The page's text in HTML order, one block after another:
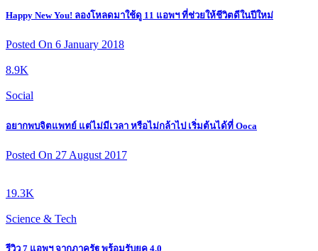
Happy New You! ลองโหลดมาใช้ดู 11 แอพฯ ที่ช่วยให้ชีวิตดีในปีใหม่
Posted On 6 January 2018
8.9K
Social
อยากพบจิตแพทย์ แต่ไม่มีเวลา หรือไม่กล้าไป เริ่มต้นได้ที่ Ooca
Posted On 27 August 2017
19.3K
Science & Tech
รีวิว 7 แอพฯ จากภาครัฐ พร้อมรับยุค 4.0